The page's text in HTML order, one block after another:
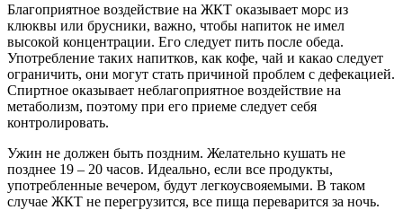
Благоприятное воздействие на ЖКТ оказывает морс из
клюквы или брусники, важно, чтобы напиток не имел
высокой концентрации. Его следует пить после обеда.
Употребление таких напитков, как кофе, чай и какао следует
ограничить, они могут стать причиной проблем с дефекацией.
Спиртное оказывает неблагоприятное воздействие на
метаболизм, поэтому при его приеме следует себя
контролировать.
Ужин не должен быть поздним. Желательно кушать не
позднее 19 – 20 часов. Идеально, если все продукты,
употребленные вечером, будут легкоусвояемыми. В таком
случае ЖКТ не перегрузится, все пища переварится за ночь.